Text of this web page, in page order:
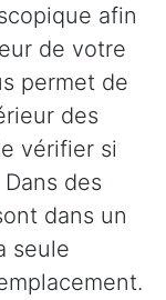
afin
de votre
permet de
des
vérifier si
des
dans un
seule